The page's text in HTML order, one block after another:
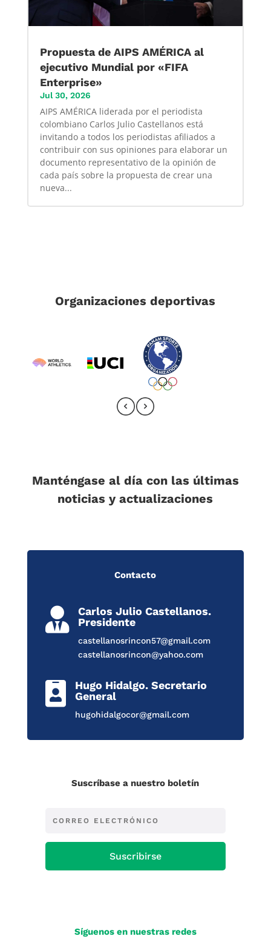
Propuesta de AIPS AMÉRICA al
ejecutivo Mundial por «FIFA
Enterprise»
Jul 30, 2026
AIPS AMÉRICA liderada por el periodista
colombiano Carlos Julio Castellanos está
invitando a todos los periodistas afiliados a
contribuir con sus opiniones para elaborar un
documento representativo de la opinión de
cada país sobre la propuesta de crear una
nueva...
Organizaciones deportivas
Manténgase al día con las últimas
noticias y actualizaciones
Contacto

Carlos Julio Castellanos.
Presidente
castellanosrincon57@gmail.com
castellanosrincon@yahoo.com

Hugo Hidalgo. Secretario
General
hugohidalgocor@gmail.com
Suscríbase a nuestro boletín
Suscribirse
Síguenos en nuestras redes